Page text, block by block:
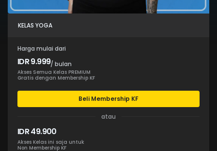
KELAS YOGA
Harga mulai dari
IDR 9.999/ bulan
Akses Semua Kelas PREMIUM
Gratis dengan Membership KF
Beli Membership KF
atau
IDR 49.900
Akses Kelas ini saja untuk
Non Membership KF